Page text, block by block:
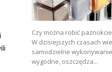
Czy można robić
W dzisiejszych czasach
samodzielne
wygodne, oszczędza...